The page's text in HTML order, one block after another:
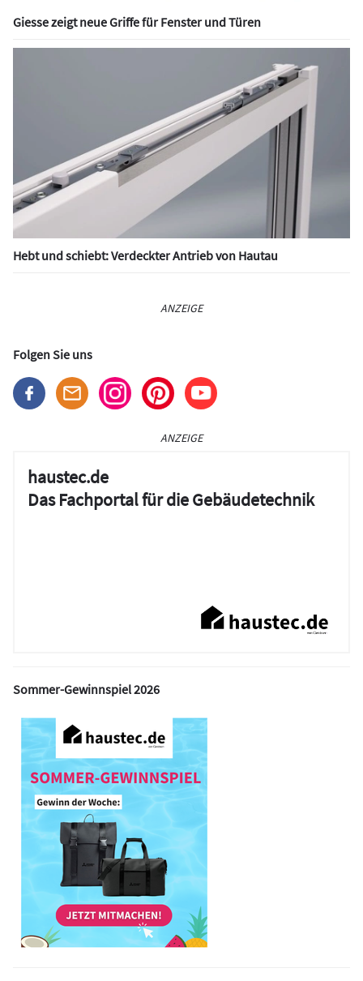
Giesse zeigt neue Griffe für Fenster und Türen
Hebt und schiebt: Verdeckter Antrieb von Hautau
ANZEIGE
Folgen Sie uns
ANZEIGE
haustec.de
Das Fachportal für die Gebäudetechnik
Sommer-Gewinnspiel 2026